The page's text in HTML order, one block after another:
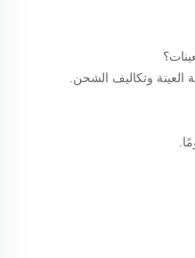
العينة وتكاليف الشحن.